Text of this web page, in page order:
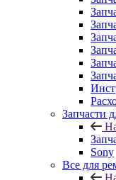
Запчасти
Sony
Все для
Все